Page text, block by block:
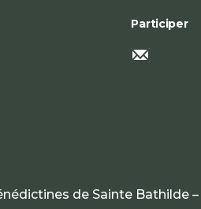
Participer
de Sainte Bathilde –